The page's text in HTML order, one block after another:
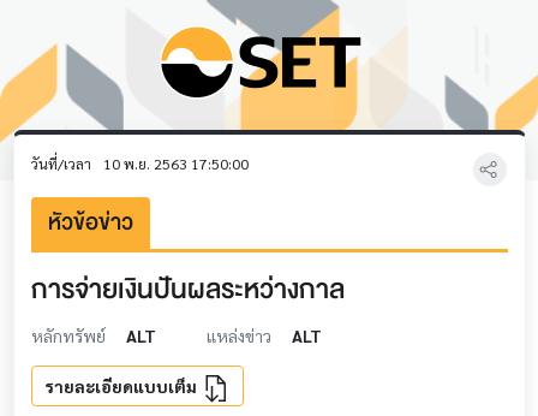
วันที่/เวลา 10 พ.ย. 2563 17:50:00
หัวข้อข่าว
การจ่ายเงินปันผลระหว่างกาล
หลักทรัพย์ ALT แหล่งข่าว ALT
รายละเอียดแบบเต็ม